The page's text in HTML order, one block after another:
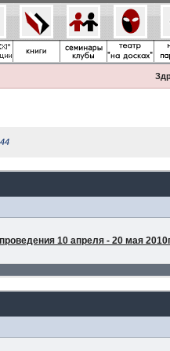
10 апреля - 20 мая